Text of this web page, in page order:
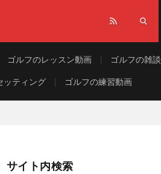
ゴルフのレッスン動画 ゴルフの雑談
ッティング ゴルフの練習動画
サイト内検索